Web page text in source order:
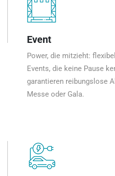
Event
Power, die mitzieht:
Events, die keine Pause
garantieren reibungslose
Messe oder Gala.